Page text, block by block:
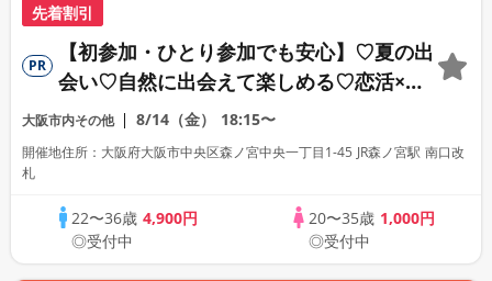
先着割引
PR
【初参加・ひとり参加でも安心】♡夏の出
会い♡自然に出会えて楽しめる♡恋活×ピ
クニック（みんなで楽しめるゲーム＆景品
付き）
大阪市内その他 8/14（金） 18:15〜
開催地住所：大阪府大阪市中央区森ノ宮中央一丁目1-45 JR森ノ宮駅 南口改
札
22〜36歳4,900円
◎受付中
20〜35歳 1,000円
◎受付中